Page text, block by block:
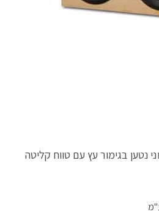
נטען בגימור עץ עם טווח קליטה